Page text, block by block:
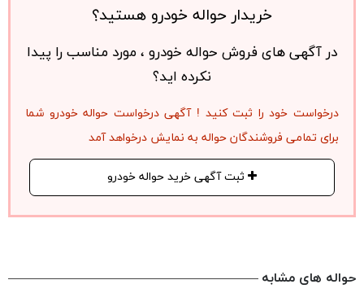
خریدار حواله خودرو هستید؟
در آگهی های فروش حواله خودرو ، مورد مناسب را پیدا
نکرده اید؟
درخواست خود را ثبت کنید ! آگهی درخواست حواله خودرو شما
برای تمامی فروشندگان حواله به نمایش درخواهد آمد
ثبت آگهی خرید حواله خودرو
حواله های مشابه